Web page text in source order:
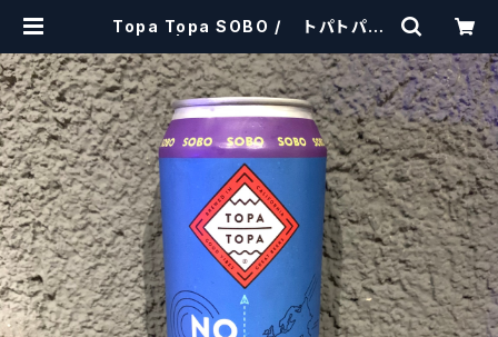
Topa Topa SOBO / トパトパ